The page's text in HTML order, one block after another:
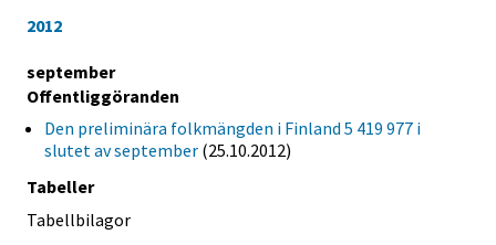
2012
september
Offentliggöranden
Den preliminära folkmängden i Finland 5 419 977 i
slutet av september (25.10.2012)
Tabeller
Tabellbilagor